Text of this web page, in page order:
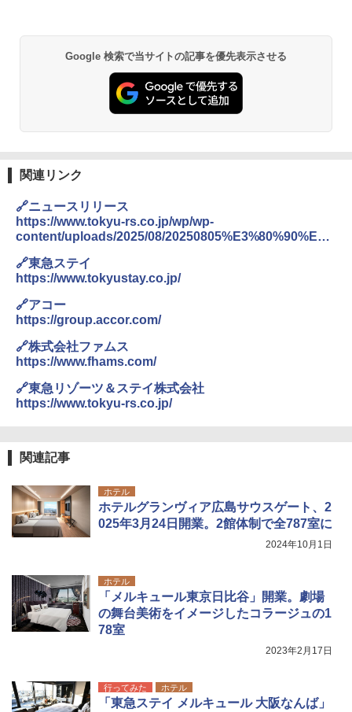
Google 検索で当サイトの記事を優先表示させる
関連リンク
🔗ニュースリリース
https://www.tokyu-rs.co.jp/wp/wp-
content/uploads/2025/08/20250805%E3%80%90%E3%
B3%B6%E3%80%91W%E3%83%96%E3%83%A9%E3
%83%B3%E3%83%89%E9%96%8B%E6%A5%AD%EF
%BC%9Cfinal%EF%BC%9E.pdf
🔗東急ステイ
https://www.tokyustay.co.jp/
🔗アコー
https://group.accor.com/
🔗株式会社ファムス
https://www.fhams.com/
🔗東急リゾーツ＆ステイ株式会社
https://www.tokyu-rs.co.jp/
関連記事
ホテル
ホテルグランヴィア広島サウスゲート、2
025年3月24日開業。2館体制で全787室に
2024年10月1日
ホテル
「メルキュール東京日比谷」開業。劇場
の舞台美術をイメージしたコラージュの1
78室
2023年2月17日
行ってみた ホテル
「東急ステイ メルキュール 大阪なんば」